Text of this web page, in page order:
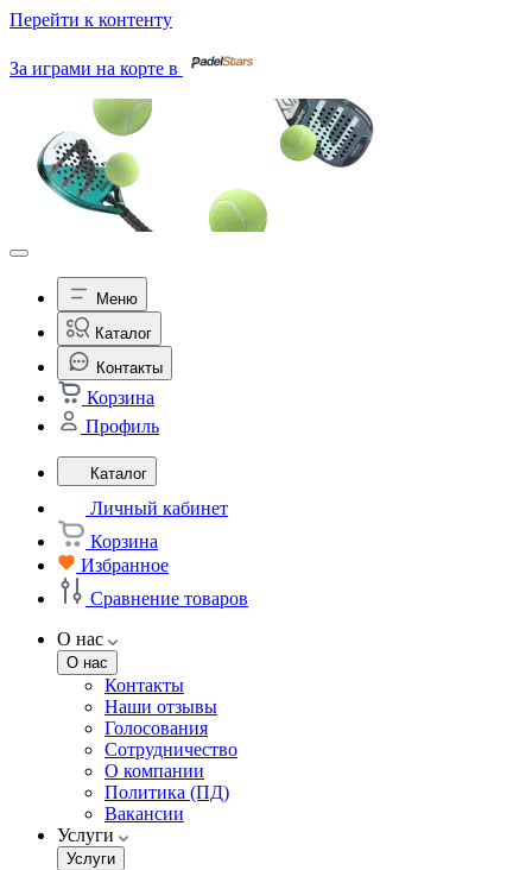
Перейти к контенту
За играми на корте в
Меню
Каталог
Контакты
Корзина
Профиль
Каталог
Личный кабинет
Корзина
Избранное
Сравнение товаров
О нас
О нас
Контакты
Наши отзывы
Голосования
Сотрудничество
О компании
Политика (ПД)
Вакансии
Услуги
Услуги